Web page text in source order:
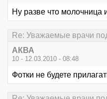
Ну разве что молочница
Re: Уважаемые врачи
АКВА
10 - 12.03.2010 - 08:48
Фотки не будете